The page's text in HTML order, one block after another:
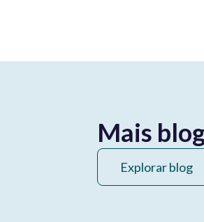
Mais
Explorar blog